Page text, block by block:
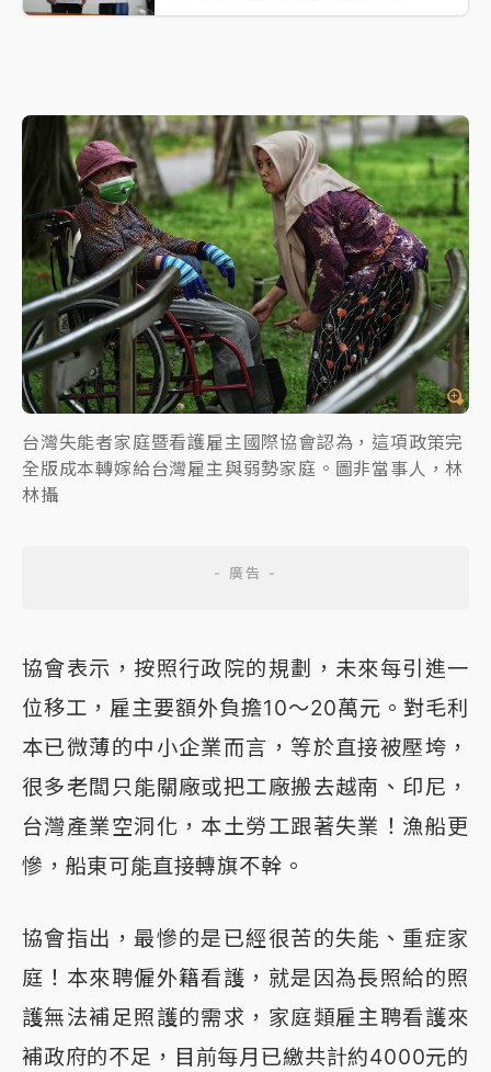
台灣失能者家庭暨看護雇主國際協會認為，這項政策完
全版成本轉嫁給台灣雇主與弱勢家庭。圖非當事人，林
林攝
協會表示，按照行政院的規劃，未來每引進一
位移工，雇主要額外負擔10～20萬元。對毛利
本已微薄的中小企業而言，等於直接被壓垮，
很多老闆只能關廠或把工廠搬去越南、印尼，
台灣產業空洞化，本土勞工跟著失業！漁船更
慘，船東可能直接轉旗不幹。
協會指出，最慘的是已經很苦的失能、重症家
庭！本來聘僱外籍看護，就是因為長照給的照
護無法補足照護的需求，家庭類雇主聘看護來
補政府的不足，目前每月已繳共計約4000元的